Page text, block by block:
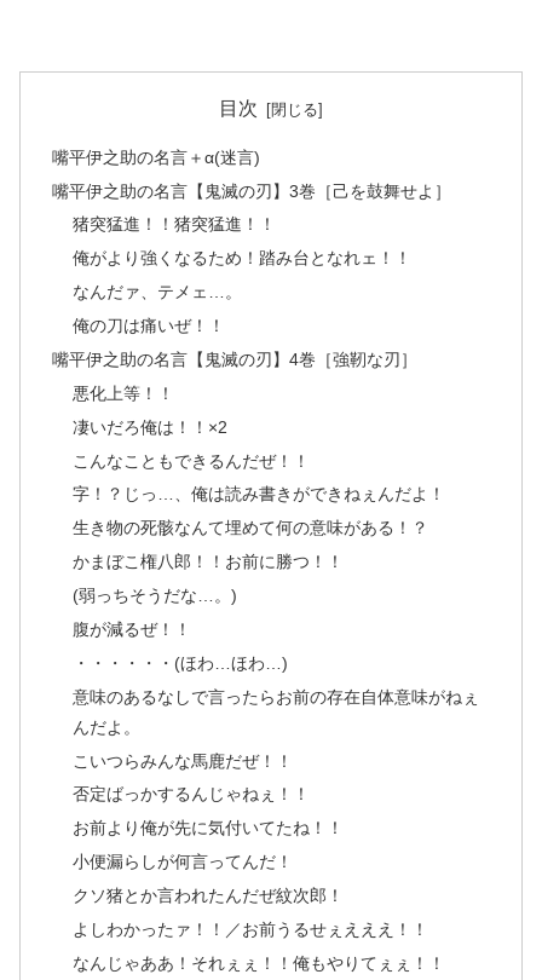
目次
嘴平伊之助の名言＋α(迷言)
嘴平伊之助の名言【鬼滅の刃】3巻［己を鼓舞せよ］
猪突猛進！！猪突猛進！！
俺がより強くなるため！踏み台となれェ！！
なんだァ、テメェ…。
俺の刀は痛いぜ！！
嘴平伊之助の名言【鬼滅の刃】4巻［強靭な刃］
悪化上等！！
凄いだろ俺は！！×2
こんなこともできるんだぜ！！
字！？じっ…、俺は読み書きができねぇんだよ！
生き物の死骸なんて埋めて何の意味がある！？
かまぼこ権八郎！！お前に勝つ！！
(弱っちそうだな…。)
腹が減るぜ！！
・・・・・・(ほわ…ほわ…)
意味のあるなしで言ったらお前の存在自体意味がねぇ
んだよ。
こいつらみんな馬鹿だぜ！！
否定ばっかするんじゃねぇ！！
お前より俺が先に気付いてたね！！
小便漏らしが何言ってんだ！
クソ猪とか言われたんだぜ紋次郎！
よしわかったァ！！／お前うるせぇえええ！！
なんじゃああ！それぇぇ！！俺もやりてぇぇ！！